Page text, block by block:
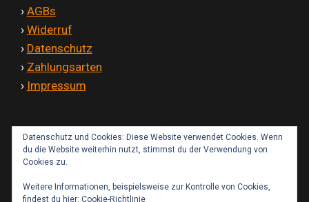
Zahlungsarten
› AGBs
› Widerruf
› Datenschutz
› Zahlungsarten
› Impressum
Kontakt
Datenschutz und Cookies: Diese Website verwendet Cookies. Wenn
du die Website weiterhin nutzt, stimmst du der Verwendung von
Cookies zu.
Weitere Informationen, beispielsweise zur Kontrolle von Cookies,
findest du hier: Cookie-Richtlinie